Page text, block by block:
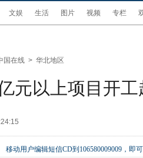
文娱 生活 图片 视频 专栏
国在线 > 华北地区
元以上项目开
移动用户编辑短信CD到106580009009，即